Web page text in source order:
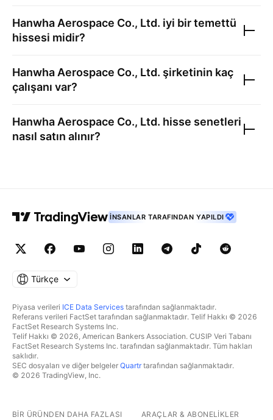
Hanwha Aerospace Co., Ltd. iyi bir temettü
hissesi midir?
Hanwha Aerospace Co., Ltd. şirketinin kaç
çalışanı var?
Hanwha Aerospace Co., Ltd. hisse senetleri
nasıl satın alınır?
İNSANLAR TARAFINDAN YAPILDI
Türkçe
Piyasa verileri ICE Data Services tarafından sağlanmaktadır.
Referans verileri FactSet tarafından sağlanmaktadır. Telif Hakkı © 2026
FactSet Research Systems Inc.
Telif Hakkı © 2026, American Bankers Association. CUSIP Veri Tabanı
FactSet Research Systems Inc. tarafından sağlanmaktadır. Tüm hakları
saklıdır.
SEC dosyaları ve diğer belgeler Quartrtarafından sağlanmaktadır.
© 2026 TradingView, Inc.
BIR ÜRÜNDEN DAHA FAZLASI ARAÇLAR & ABONELIKLER